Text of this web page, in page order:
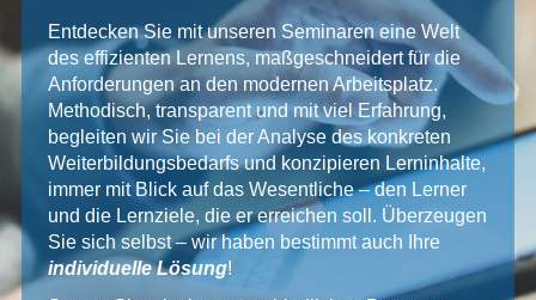
Entdecken Sie mit unseren Seminaren eine Welt
des effizienten Lernens, maßgeschneidert für die
Anforderungen an den modernen Arbeitsplatz.
Methodisch, transparent und mit viel Erfahrung,
begleiten wir Sie bei der Analyse des konkreten
Weiterbildungsbedarfs und konzipieren Lerninhalte,
immer mit Blick auf das Wesentliche – den Lerner
und die Lernziele, die er erreichen soll. Überzeugen
Sie sich selbst – wir haben bestimmt auch Ihre
individuelle Lösung!